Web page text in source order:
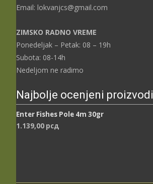
Email: lokvanjcs@gmail.com
ZIMSKO RADNO VREME
Ponedeljak – Petak: 08 – 19h
Subota: 08-14h
Nedeljom ne radimo
Najbolje ocenjeni proizvodi
Enter Fishes Pole 4m 30gr
1.139,00 рсд